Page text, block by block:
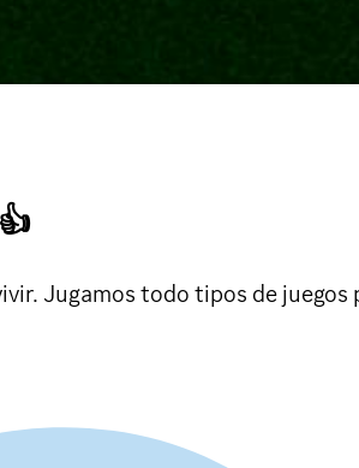
Jugamos todo tipos de